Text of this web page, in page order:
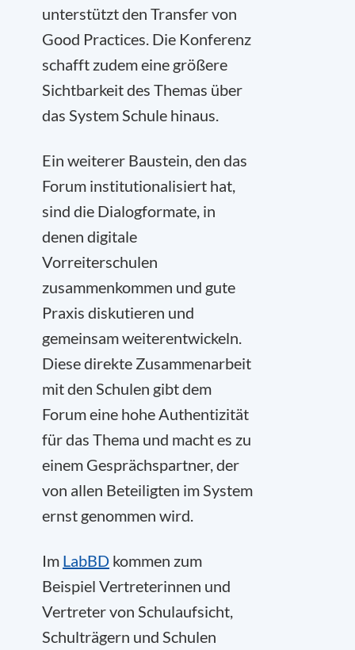
unterstützt den Transfer von
Good Practices. Die Konferenz
schafft zudem eine größere
Sichtbarkeit des Themas über
das System Schule hinaus.
Ein weiterer Baustein, den das
Forum institutionalisiert hat,
sind die Dialogformate, in
denen digitale
Vorreiterschulen
zusammenkommen und gute
Praxis diskutieren und
gemeinsam weiterentwickeln.
Diese direkte Zusammenarbeit
mit den Schulen gibt dem
Forum eine hohe Authentizität
für das Thema und macht es zu
einem Gesprächspartner, der
von allen Beteiligten im System
ernst genommen wird.
Im LabBD kommen zum
Beispiel Vertreterinnen und
Vertreter von Schulaufsicht,
Schulträgern und Schulen